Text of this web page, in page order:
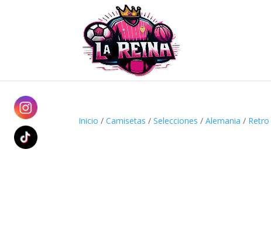
Inicio /Camisetas /Selecciones /Alemania / Retro